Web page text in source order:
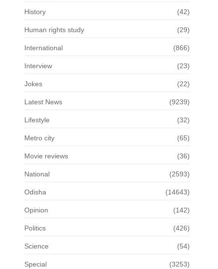
History (42)
Human rights study (29)
International (866)
Interview (23)
Jokes (22)
Latest News (9239)
Lifestyle (32)
Metro city (65)
Movie reviews (36)
National (2593)
Odisha (14643)
Opinion (142)
Politics (426)
Science (54)
Special (3253)